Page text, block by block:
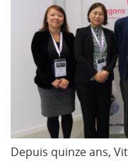
Depuis quinze ans,